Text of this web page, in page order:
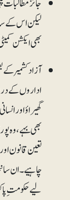
لیکن اس کے
بھی ایکشن
آزاد کشمیر
اداروں کے
گھیراؤ اور
بھی بہے، وہ
تعین قانون
چاہیے۔ ان
لیے حکومت